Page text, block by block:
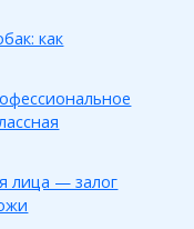
как
лица — залог